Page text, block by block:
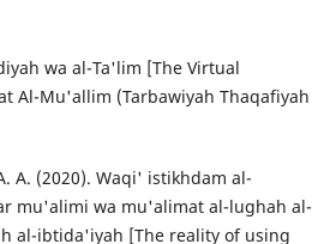
wa al-Ta'lim [The Virtual
Al-Mu'allim (Tarbawiyah Thaqafiyah
A. (2020). Waqi' istikhdam al-
mu'alimi wa mu'alimat al-lughah al-
al-ibtida'iyah [The reality of using